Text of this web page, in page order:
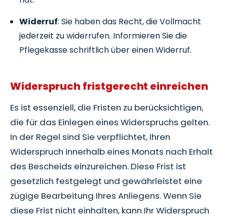
Widerruf: Sie haben das Recht, die Vollmacht
jederzeit zu widerrufen. Informieren Sie die
Pflegekasse schriftlich über einen Widerruf.
Widerspruch fristgerecht einreichen
Es ist essenziell, die Fristen zu berücksichtigen,
die für das Einlegen eines Widerspruchs gelten.
In der Regel sind Sie verpflichtet, Ihren
Widerspruch innerhalb eines Monats nach Erhalt
des Bescheids einzureichen. Diese Frist ist
gesetzlich festgelegt und gewährleistet eine
zügige Bearbeitung Ihres Anliegens. Wenn Sie
diese Frist nicht einhalten, kann Ihr Widerspruch